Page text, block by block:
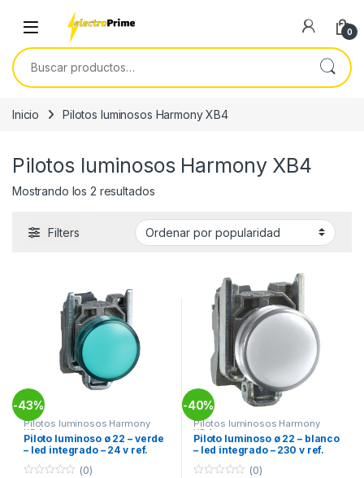
Skip to navigation
Skip to content
0
Buscar por:
Inicio Pilotos luminosos Harmony XB4
Pilotos luminosos Harmony XB4
Mostrando los 2 resultadosOrdenado por popularidad
Filters
-43%
Pilotos luminosos Harmony
XB4
Piloto luminoso ø 22 – verde
– led integrado – 24 v ref.
XB4BVB3 Schneider Electric
(0)
-40%
Pilotos luminosos Harmony
XB4
Piloto luminoso ø 22 – blanco
– led integrado – 230 v ref.
XB4BVM1 Schneider Electric
(0)